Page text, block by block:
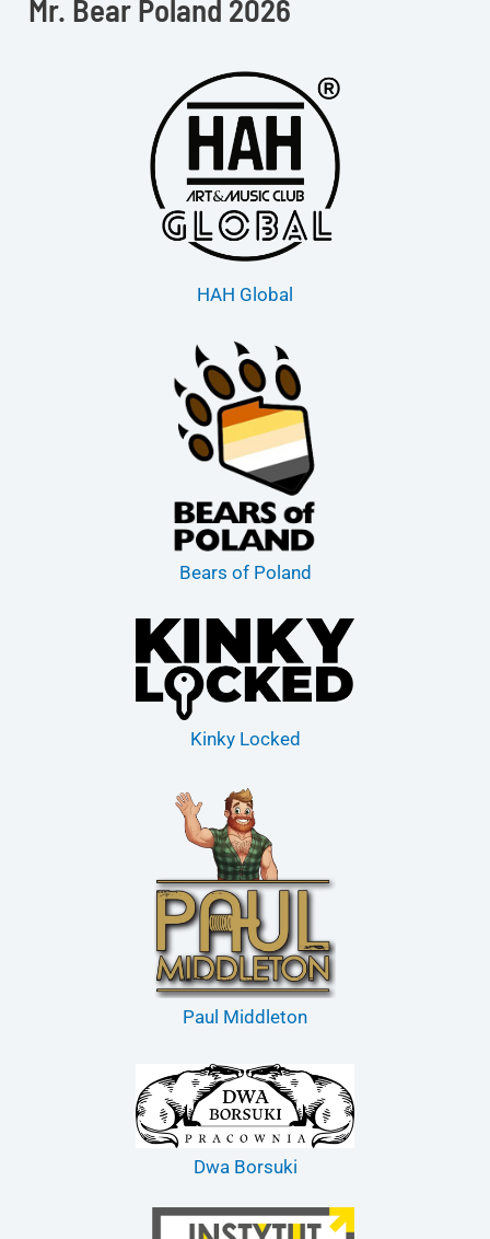
Mr. Bear Poland 2026
HAH Global
Bears of Poland
Kinky Locked
Paul Middleton
Dwa Borsuki